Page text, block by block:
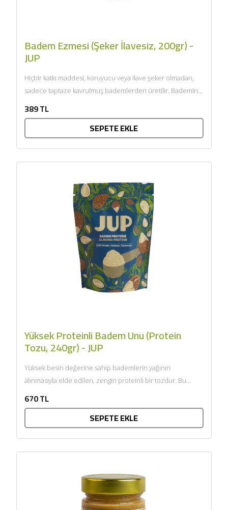
Badem Ezmesi (Şeker İlavesiz, 200gr) -
JUP
Hiçbir katkı maddesi, koruyucu veya ilave şeker olmadan,
sadece taptaze kavrulmuş bademlerden üretilir. Bademin
389 TL
SEPETE EKLE
Yüksek Proteinli Badem Unu (Protein
Tozu, 240gr) - JUP
Yüksek besin değerine sahip bademlerin yağının
alınmasıyla elde edilen, zengin proteinli bir tozdur. Bu
670 TL
SEPETE EKLE